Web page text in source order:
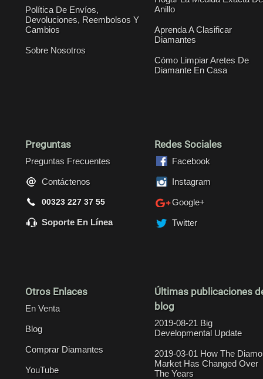
Política De Envíos,
Devoluciones, Reembolsos Y
Cambios
Sobre Nosotros
Anillo
Aprenda A Clasificar
Diamantes
Cómo Limpiar Aretes De
Diamante En Casa
Preguntas
Preguntas Frecuentes
Contáctenos
00323 227 37 55
Soporte En Línea
Redes Sociales
Facebook
Instagram
Google+
Twitter
Otros Enlaces
En Venta
Blog
Comprar Diamantes
YouTube
Últimas publicaciones
blog
2019-08-21 Big
Developmental Update
2019-03-01 How The
Market Has Changed Over
The Years